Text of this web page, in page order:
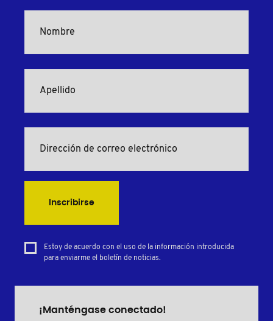
Inscribirse
Estoy de acuerdo con el uso de la información introducida
para enviarme el boletín de noticias.
¡Manténgase conectado!